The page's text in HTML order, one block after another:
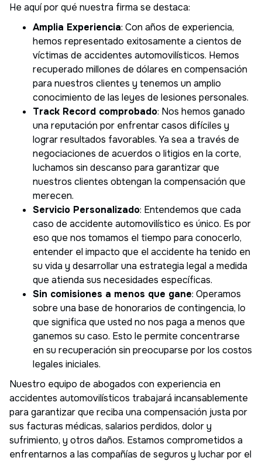
He aquí por qué nuestra firma se destaca:
Amplia Experiencia: Con años de experiencia,
hemos representado exitosamente a cientos de
víctimas de accidentes automovilísticos. Hemos
recuperado millones de dólares en compensación
para nuestros clientes y tenemos un amplio
conocimiento de las leyes de lesiones personales.
Track Record comprobado: Nos hemos ganado
una reputación por enfrentar casos difíciles y
lograr resultados favorables. Ya sea a través de
negociaciones de acuerdos o litigios en la corte,
luchamos sin descanso para garantizar que
nuestros clientes obtengan la compensación que
merecen.
Servicio Personalizado: Entendemos que cada
caso de accidente automovilístico es único. Es por
eso que nos tomamos el tiempo para conocerlo,
entender el impacto que el accidente ha tenido en
su vida y desarrollar una estrategia legal a medida
que atienda sus necesidades específicas.
Sin comisiones a menos que gane: Operamos
sobre una base de honorarios de contingencia, lo
que significa que usted no nos paga a menos que
ganemos su caso. Esto le permite concentrarse
en su recuperación sin preocuparse por los costos
legales iniciales.
Nuestro equipo de abogados con experiencia en
accidentes automovilísticos trabajará incansablemente
para garantizar que reciba una compensación justa por
sus facturas médicas, salarios perdidos, dolor y
sufrimiento, y otros daños. Estamos comprometidos a
enfrentarnos a las compañías de seguros y luchar por el